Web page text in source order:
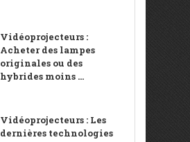
Vidéoprojecteurs :
Acheter des lampes
originales ou des
hybrides moins ...
Vidéoprojecteurs : Les
dernières technologies